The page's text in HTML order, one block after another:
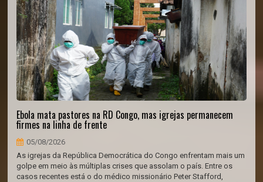
Ebola mata pastores na RD Congo, mas igrejas permanecem
firmes na linha de frente
05/08/2026
As igrejas da República Democrática do Congo enfrentam mais um
golpe em meio às múltiplas crises que assolam o país. Entre os
casos recentes está o do médico missionário Peter Stafford,